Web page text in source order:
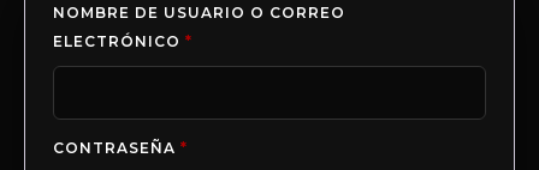
NOMBRE DE USUARIO O CORREO
ELECTRÓNICO *
CONTRASEÑA *